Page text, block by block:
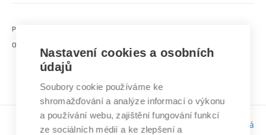
PUBLIKOVÁNO
ODKAZ
vzdelani/f163596/d324572
Odpovědnost:Bc. Tereza Kučerová
Nastavení cookies a osobních
údajů
Soubory cookie používáme ke
shromažďování a analýze informací o výkonu
a používání webu, zajištění fungování funkcí
ze sociálních médií a ke zlepšení a